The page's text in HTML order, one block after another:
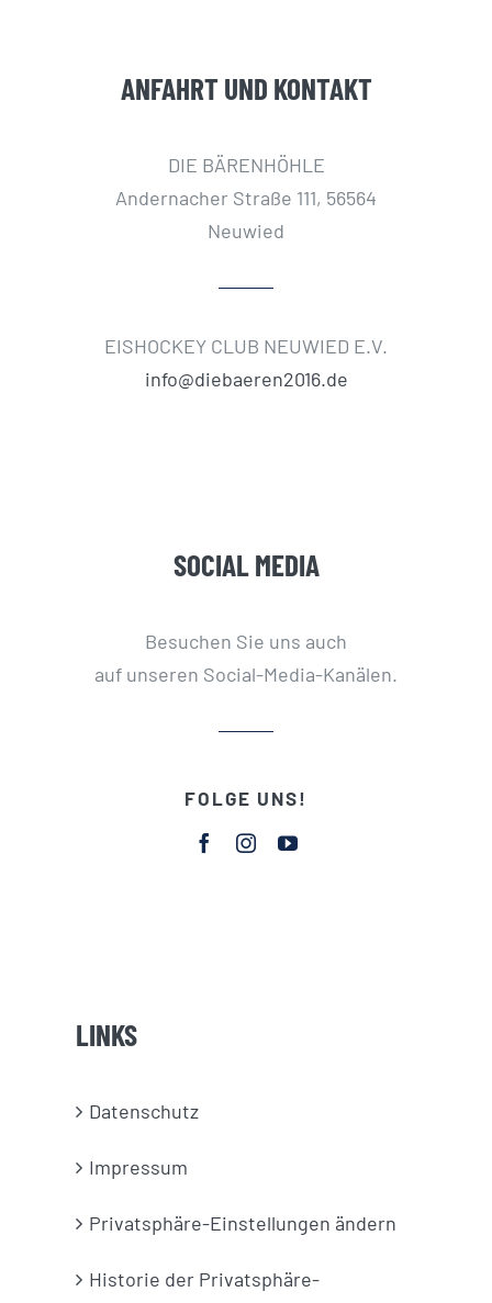
ANFAHRT UND KONTAKT
DIE BÄRENHÖHLE
Andernacher Straße 111, 56564
Neuwied
EISHOCKEY CLUB NEUWIED E.V.
info@diebaeren2016.de
SOCIAL MEDIA
Besuchen Sie uns auch
auf unseren Social-Media-Kanälen.
FOLGE UNS!
LINKS
Datenschutz
Impressum
Privatsphäre-Einstellungen ändern
Historie der Privatsphäre-